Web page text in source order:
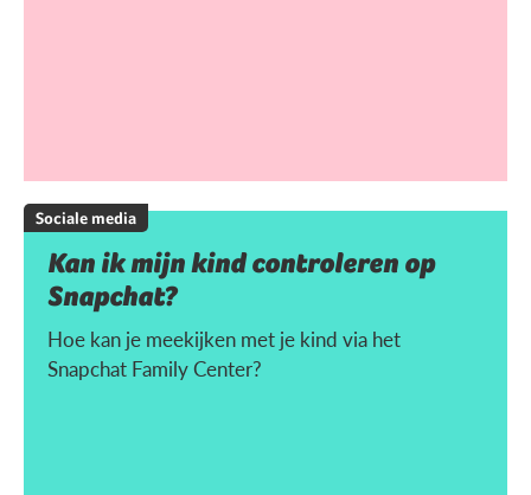
Sociale media
Kan ik mijn kind controleren op
Snapchat?
Hoe kan je meekijken met je kind via het
Snapchat Family Center?